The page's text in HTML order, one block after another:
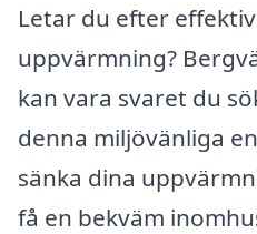
Letar du efter
uppvärmning?
kan vara svaret du
denna miljövänliga
sänka dina
få en bekväm